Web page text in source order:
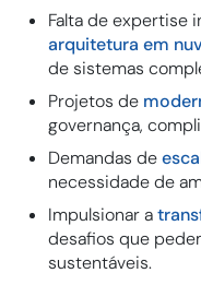
Falta de expertise
arquitetura em
de sistemas
Projetos de
governança,
Demandas de
necessidade de
Impulsionar a
desafios que
sustentáveis.